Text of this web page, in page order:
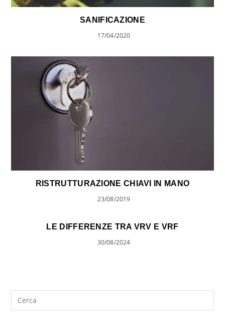
SANIFICAZIONE
17/04/2020
RISTRUTTURAZIONE CHIAVI IN MANO
23/08/2019
LE DIFFERENZE TRA VRV E VRF
30/08/2024